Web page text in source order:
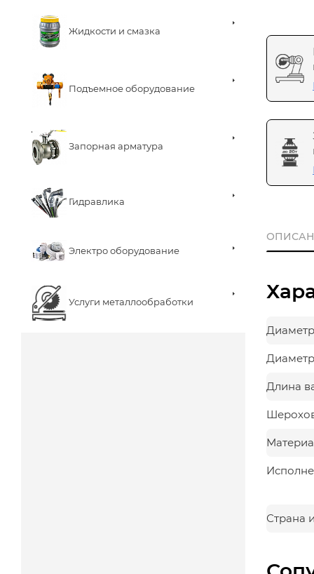
Жидкости и смазка
Подъемное оборудование
Запорная арматура
Гидравлика
Электро оборудование
Услуги металлообработки
Длина
Страна